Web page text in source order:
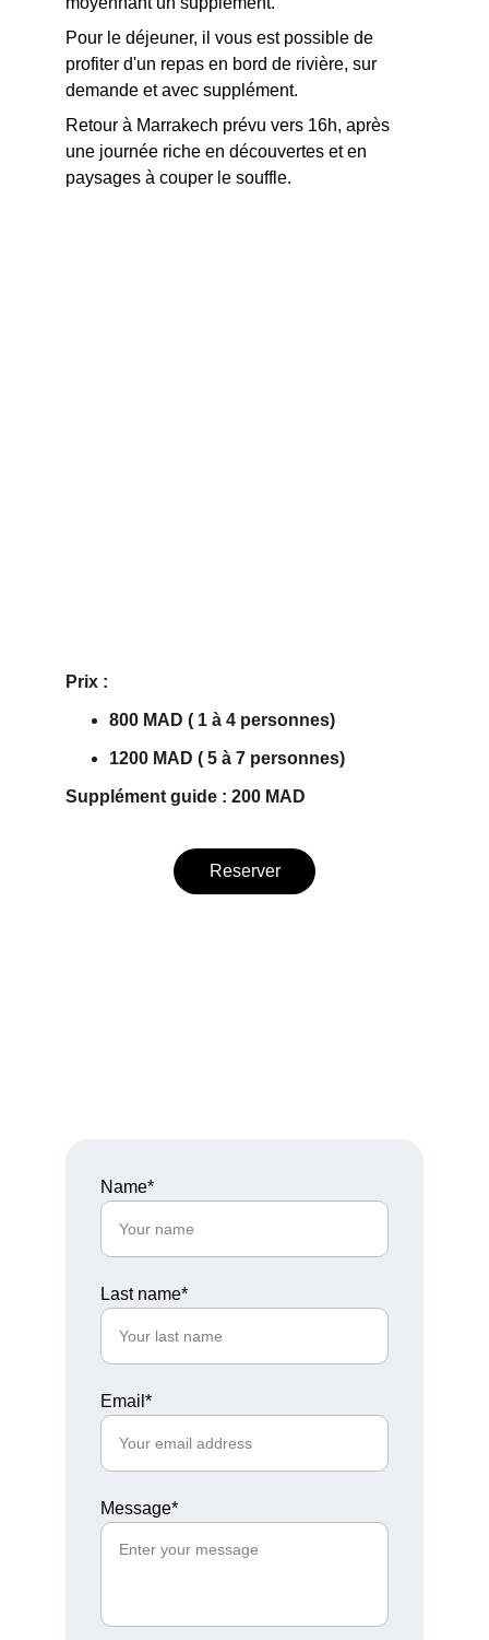
Pour le déjeuner, il vous est possible de
profiter d'un repas en bord de rivière, sur
demande et avec supplément.
Retour à Marrakech prévu vers 16h, après
une journée riche en découvertes et en
paysages à couper le souffle.
Reserver
Prix :
800 MAD ( 1 à 4 personnes)
1200 MAD ( 5 à 7 personnes)
Supplément guide : 200 MAD
Name*
Last name*
Email*
Message*